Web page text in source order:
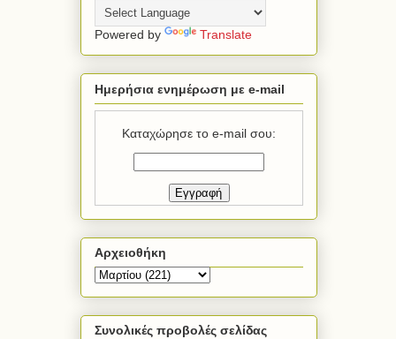
Powered by Translate
Ημερήσια ενημέρωση με e-mail
Καταχώρησε το e-mail σου:
Αρχειοθήκη
Συνολικές προβολές σελίδας